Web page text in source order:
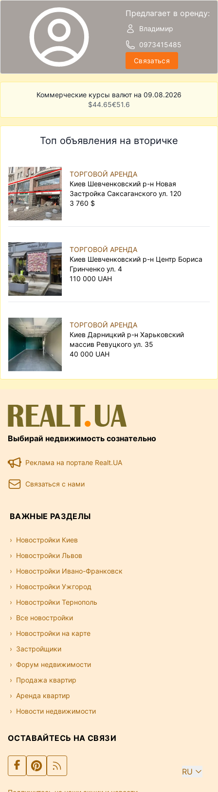
Предлагает в оренду:
Владимир
0973415485
Связаться
Коммерческие курсы валют на 09.08.2026
$44.65€51.6
Топ объявления на вторичке
ТОРГОВОЙ АРЕНДА
Киев Шевченковский р-н Новая
Застройка Саксаганского ул. 120
3 760 $
ТОРГОВОЙ АРЕНДА
Киев Шевченковский р-н Центр Бориса
Гринченко ул. 4
110 000 UAH
ТОРГОВОЙ АРЕНДА
Киев Дарницкий р-н Харьковский
массив Ревуцкого ул. 35
40 000 UAH
Выбирай недвижимость сознательно
Реклама на портале Realt.UA
Связаться с нами
ВАЖНЫЕ РАЗДЕЛЫ
Новостройки Киев
Новостройки Львов
Новостройки Ивано-Франковск
Новостройки Ужгород
Новостройки Тернополь
Все новостройки
Новостройки на карте
Застройщики
Форум недвижимости
Продажа квартир
Аренда квартир
Новости недвижимости
ОСТАВАЙТЕСЬ НА СВЯЗИ
RU